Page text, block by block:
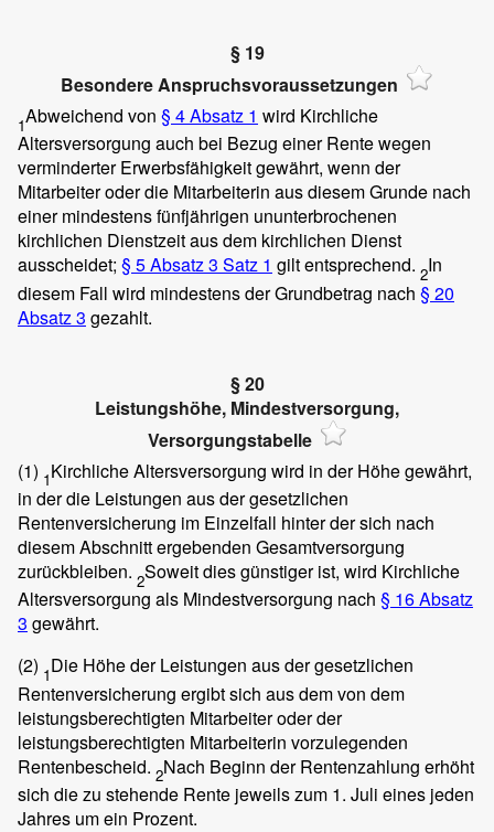
§ 19
Besondere Anspruchsvoraussetzungen
1Abweichend von § 4 Absatz 1 wird Kirchliche
Altersversorgung auch bei Bezug einer Rente wegen
verminderter Erwerbsfähigkeit gewährt, wenn der
Mitarbeiter oder die Mitarbeiterin aus diesem Grunde nach
einer mindestens fünfjährigen ununterbrochenen
kirchlichen Dienstzeit aus dem kirchlichen Dienst
ausscheidet; § 5 Absatz 3 Satz 1 gilt entsprechend. 2In
diesem Fall wird mindestens der Grundbetrag nach § 20
Absatz 3 gezahlt.
§ 20
Leistungshöhe, Mindestversorgung,
Versorgungstabelle
(1) 1Kirchliche Altersversorgung wird in der Höhe gewährt,
in der die Leistungen aus der gesetzlichen
Rentenversicherung im Einzelfall hinter der sich nach
diesem Abschnitt ergebenden Gesamtversorgung
zurückbleiben. 2Soweit dies günstiger ist, wird Kirchliche
Altersversorgung als Mindestversorgung nach § 16 Absatz
3 gewährt.
(2) 1Die Höhe der Leistungen aus der gesetzlichen
Rentenversicherung ergibt sich aus dem von dem
leistungsberechtigten Mitarbeiter oder der
leistungsberechtigten Mitarbeiterin vorzulegenden
Rentenbescheid. 2Nach Beginn der Rentenzahlung erhöht
sich die zu stehende Rente jeweils zum 1. Juli eines jeden
Jahres um ein Prozent.